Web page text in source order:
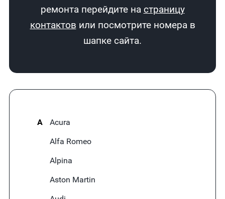
ремонта перейдите на страницу
контактов или посмотрите номера в
шапке сайта.
A
Acura
Alfa Romeo
Alpina
Aston Martin